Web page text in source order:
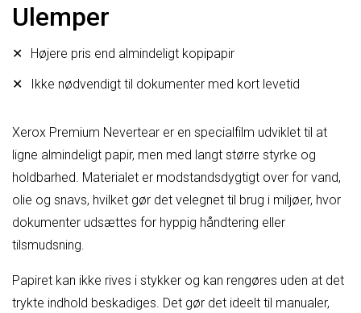
Xerox Premium Nevertear er en specialfilm udviklet til at
ligne almindeligt papir, men med langt større styrke og
holdbarhed. Materialet er modstandsdygtigt over for vand,
olie og snavs, hvilket gør det velegnet til brug i miljøer, hvor
dokumenter udsættes for hyppig håndtering eller
tilsmudsning.
Papiret kan ikke rives i stykker og kan rengøres uden at det
trykte indhold beskadiges. Det gør det ideelt til manualer,
Ulemper
Højere pris end almindeligt kopipapir
Ikke nødvendigt til dokumenter med kort levetid